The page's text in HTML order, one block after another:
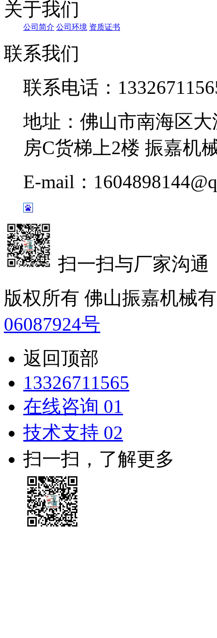
关于我们
公司简介 公司环境 资质证书
联系我们
联系电话：
地址：佛山市南海区
房C货梯上2楼 振嘉机
E-mail：
扫一扫与厂家沟通
版权所有 佛山振嘉机
06087924号
返回顶部
13326711565
在线咨询 01
技术支持 02
扫一扫，了解更多